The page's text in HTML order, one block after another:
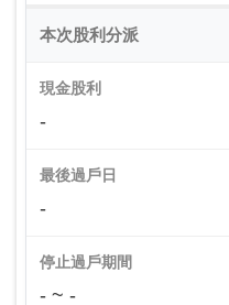
本次股利分派
現金股利
-
最後過戶日
-
停止過戶期間
- ~ -